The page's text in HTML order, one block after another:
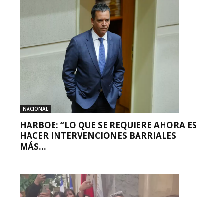
NACIONAL
HARBOE: “LO QUE SE REQUIERE AHORA ES
HACER INTERVENCIONES BARRIALES
MÁS...